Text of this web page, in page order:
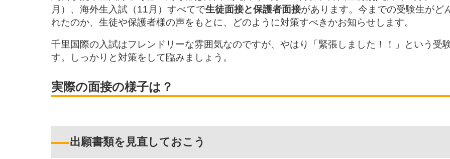
月）、海外生入試（11月）すべてで生徒面接と保護者面接があります。今までの受験生がど
れたのか、生徒や保護者様の声をもとに、どのように対策すべきかお知らせします。
千里国際の入試はフレンドリーな雰囲気なのですが、やはり「緊張しました！！」という受
す。しっかりと対策をして臨みましょう。
実際の面接の様子は？
出願書類を見直しておこう